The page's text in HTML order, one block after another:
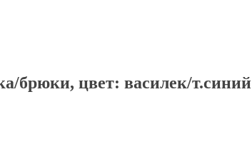
цвет: василек/т.синий